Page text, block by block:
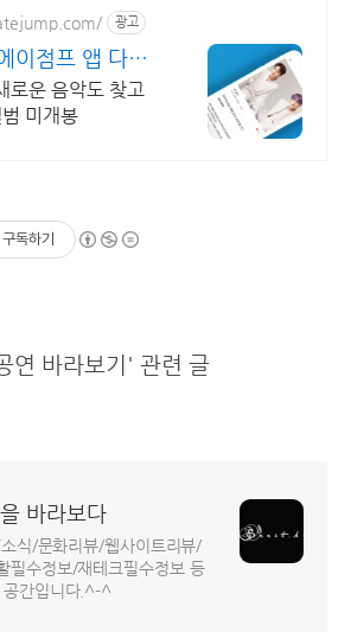
광고
로운 음악도 찾고
미개봉
구독하기
연 바라보기' 관련 글
바라보다
식/문화리뷰/웹사이트리뷰/
필수정보/재테크필수정보 등
공간입니다.^-^